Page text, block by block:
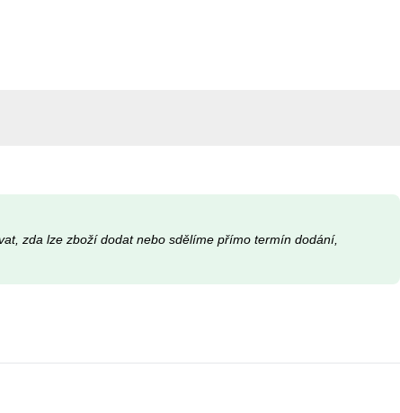
zda lze zboží dodat nebo sdělíme přímo termín dodání,